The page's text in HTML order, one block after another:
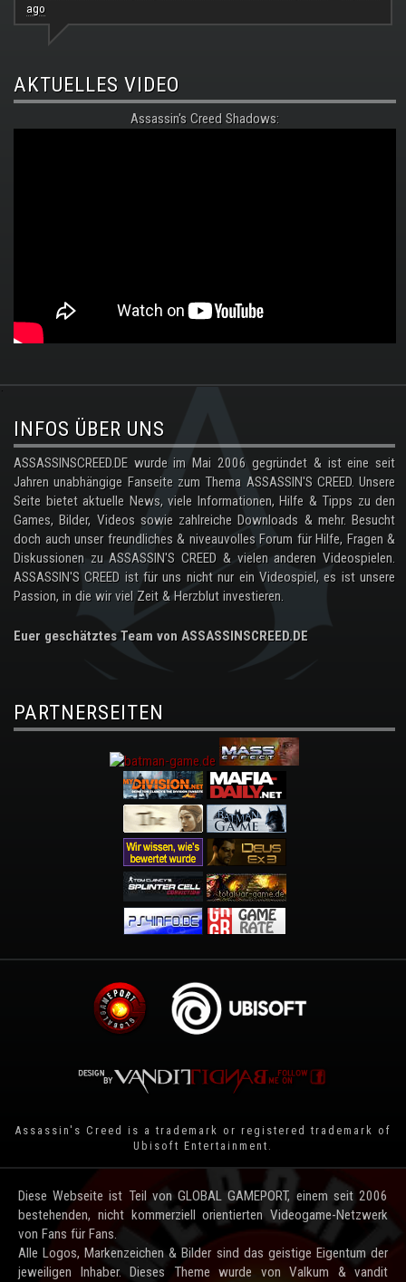
ago
AKTUELLES VIDEO
Assassin's Creed Shadows:
.
INFOS ÜBER UNS
ASSASSINSCREED.DE wurde im Mai 2006 gegründet & ist eine seit
Jahren unabhängige Fanseite zum Thema ASSASSIN'S CREED. Unsere
Seite bietet aktuelle News, viele Informationen, Hilfe & Tipps zu den
Games, Bilder, Videos sowie zahlreiche Downloads & mehr. Besucht
doch auch unser freundliches & niveauvolles Forum für Hilfe, Fragen &
Diskussionen zu ASSASSIN'S CREED & vielen anderen Videospielen.
ASSASSIN'S CREED ist für uns nicht nur ein Videospiel, es ist unsere
Passion, in die wir viel Zeit & Herzblut investieren.
Euer geschätztes Team von ASSASSINSCREED.DE
PARTNERSEITEN
Assassin's Creed is a trademark or registered trademark of
Ubisoft Entertainment
Diese Webseite ist Teil von GLOBAL GAMEPORT, einem seit 2006
bestehenden, nicht kommerziell orientierten Videogame-Netzwerk
von Fans für Fans.
Alle Logos, Markenzeichen & Bilder sind das geistige Eigentum der
jeweiligen Inhaber. Dieses Theme wurde von Valkum & vandit